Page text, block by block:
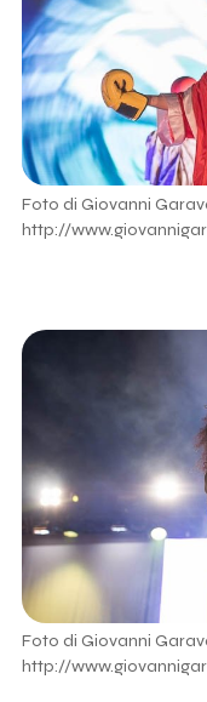
Foto di Giovanni
http://
Foto di Giovanni
http://